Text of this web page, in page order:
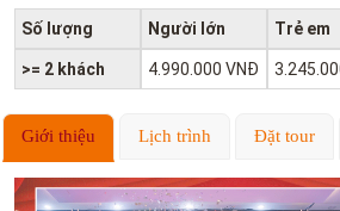
Số lượng Người lớn Trẻ em
>= 2 khách 4.990.000 VNĐ
Giới thiệu Lịch trình Đặt tour